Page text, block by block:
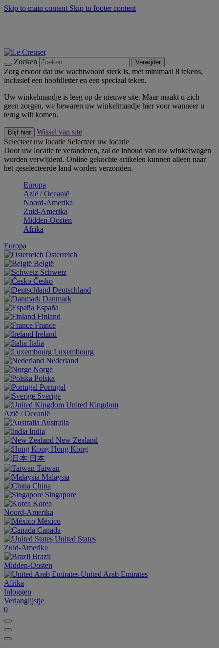
Skip to main content Skip to footer content
Zoeken Verwijder
Zorg ervoor dat uw wachtwoord sterk is, met minimaal 8 tekens,
inclusief een hoofdletter en een speciaal teken.
Uw winkelmandje is leeg op de nieuwe site. Maar maakt u zich
geen zorgen, we bewaren uw winkelmandje hier voor wanneer u
terug wilt komen.
Blijf hier
Wissel van site
Selecteer uw locatie Selecteer uw locatie
Door uw locatie te veranderen, zal de inhoud van uw winkelwagen
worden verwijderd. Online gekochte artikelen kunnen alleen naar
het geselecteerde land worden verzonden.
Europa
Aziё / Oceaniё
Noord-Amerika
Zuid-Amerika
Midden-Oosten
Afrika
Europa
Österreich
België
Schweiz
Česko
Deutschland
Danmark
España
Finland
France
Ireland
Italia
Luxembourg
Nederland
Norge
Polska
Portugal
Sverige
United Kingdom
Aziё / Oceaniё
Australia
India
New Zealand
Hong Kong
日本
Taiwan
Malaysia
China
Singapore
Korea
Noord-Amerika
México
Canada
United States
Zuid-Amerika
Brazil
Midden-Oosten
United Arab Emirates
Afrika
Inloggen
Verlanglijstje
0